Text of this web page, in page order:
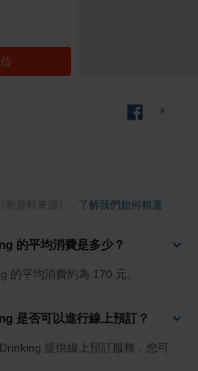
資料來源） 了解我們如何精選
的平均消費是多少？
的平均消費約為 170 元。
是否可以進行線上預訂？
提供線上預訂服務，您可